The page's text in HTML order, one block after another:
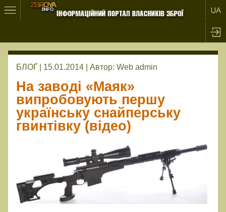
БЛОҐ | 15.01.2014 | Автор: Web admin
На заводі «Маяк»
випробовують першу
українську снайперську
гвинтівку (відео)